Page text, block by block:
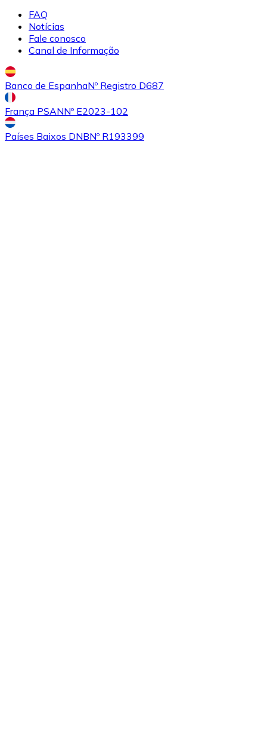
ComprarEthereum Classiccom transferência bancárias
ETC
FAQ
Notícias
Fale conosco
Canal de Informação
Banco de EspanhaNº Registro D687
França PSANNº E2023-102
Países Baixos DNBNº R193399